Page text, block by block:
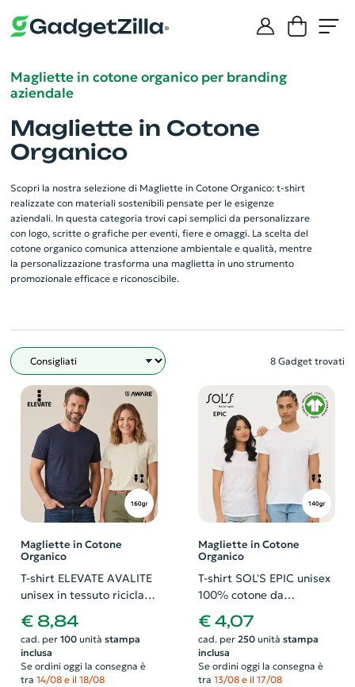
Magliette in cotone organico per branding
aziendale
Magliette in Cotone
Organico
Scopri la nostra selezione di Magliette in Cotone Organico: t-shirt
realizzate con materiali sostenibili pensate per le esigenze
aziendali. In questa categoria trovi capi semplici da personalizzare
con logo, scritte o grafiche per eventi, fiere e omaggi. La scelta del
cotone organico comunica attenzione ambientale e qualità, mentre
la personalizzazione trasforma una maglietta in uno strumento
promozionale efficace e riconoscibile.
Filtro 8 Gadget trovati
Magliette in Cotone
Organico
T-shirt ELEVATE AVALITE
unisex in tessuto riciclato
da 160gr con sistema di
tracciamento Aware
€ 8,84
cad. per 100unità stampa
inclusa
Se ordini oggi la consegna è
tra 14/08 e il 18/08
Magliette in Cotone
Organico
T-shirt SOL'S EPIC unisex
100% cotone da
coltivazione biologica
pettinato 140gr
€ 4,07
cad. per 250unità stampa
inclusa
Se ordini oggi la consegna è
tra 13/08 e il 17/08